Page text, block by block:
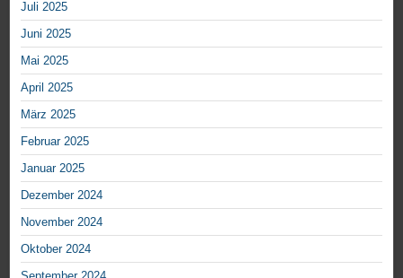
Juli 2025
Juni 2025
Mai 2025
April 2025
März 2025
Februar 2025
Januar 2025
Dezember 2024
November 2024
Oktober 2024